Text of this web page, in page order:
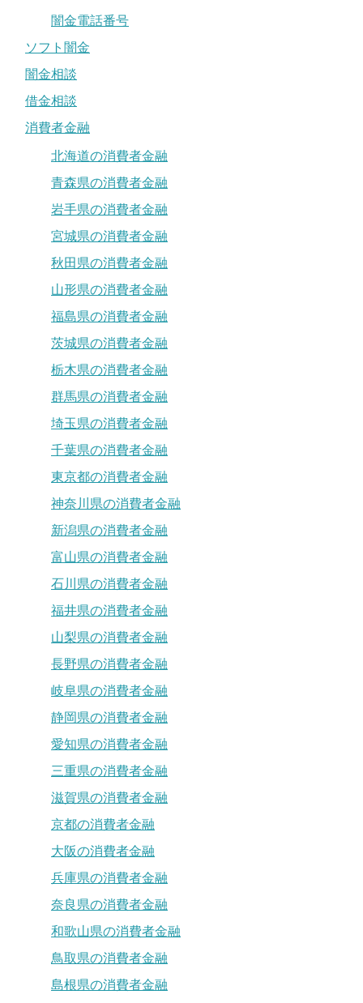
闇金電話番号
ソフト闇金
闇金相談
借金相談
消費者金融
北海道の消費者金融
青森県の消費者金融
岩手県の消費者金融
宮城県の消費者金融
秋田県の消費者金融
山形県の消費者金融
福島県の消費者金融
茨城県の消費者金融
栃木県の消費者金融
群馬県の消費者金融
埼玉県の消費者金融
千葉県の消費者金融
東京都の消費者金融
神奈川県の消費者金融
新潟県の消費者金融
富山県の消費者金融
石川県の消費者金融
福井県の消費者金融
山梨県の消費者金融
長野県の消費者金融
岐阜県の消費者金融
静岡県の消費者金融
愛知県の消費者金融
三重県の消費者金融
滋賀県の消費者金融
京都の消費者金融
大阪の消費者金融
兵庫県の消費者金融
奈良県の消費者金融
和歌山県の消費者金融
鳥取県の消費者金融
島根県の消費者金融